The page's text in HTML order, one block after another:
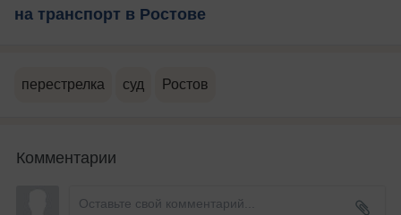
на транспорт в Ростове
перестрелка суд Ростов
Комментарии